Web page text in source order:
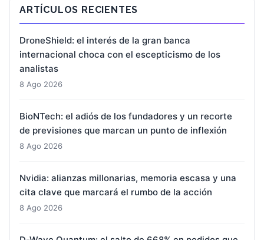
ARTÍCULOS RECIENTES
DroneShield: el interés de la gran banca
internacional choca con el escepticismo de los
analistas
8 Ago 2026
BioNTech: el adiós de los fundadores y un recorte
de previsiones que marcan un punto de inflexión
8 Ago 2026
Nvidia: alianzas millonarias, memoria escasa y una
cita clave que marcará el rumbo de la acción
8 Ago 2026